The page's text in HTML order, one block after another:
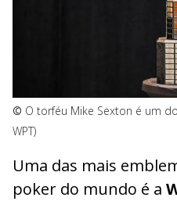
© O torféu Mike Sexton é um
WPT)
Uma das mais
poker do mundo é a